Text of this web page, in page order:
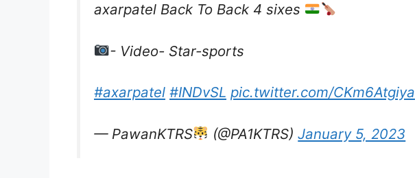
axarpatel Back To Back 4 sixes
- Video- Star-sports
#axarpatel #INDvSL pic.twitter.com/CKm6Atgiya
— PawanKTRS (@PA1KTRS)January 5, 2023